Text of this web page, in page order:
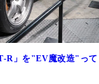
」を"EV魔改造"って